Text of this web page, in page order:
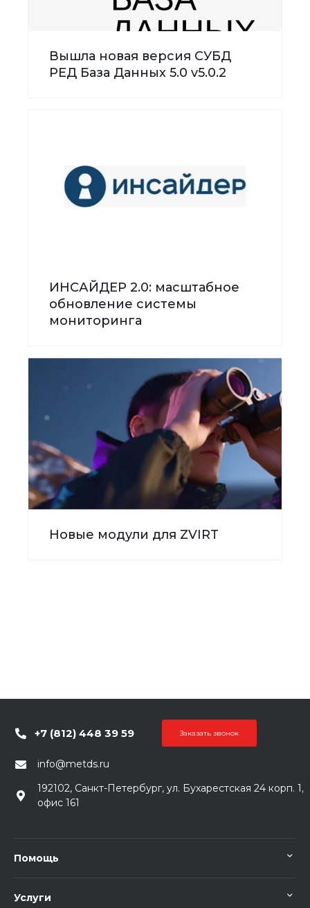
Вышла новая версия СУБД
РЕД База Данных 5.0 v5.0.2
ИНСАЙДЕР 2.0: масштабное
обновление системы
мониторинга
Новые модули для ZVIRT
+7 (812) 448 39 59 Заказать звонок
info@metds.ru
192102, Санкт-Петербург, ул. Бухарестская 24 корп. 1,
офис 161
Помощь
Услуги